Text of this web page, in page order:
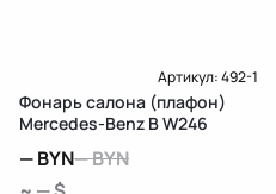
Артикул:492-1
Фонарь салона (плафон)
Mercedes-Benz B W246
—BYN—BYN